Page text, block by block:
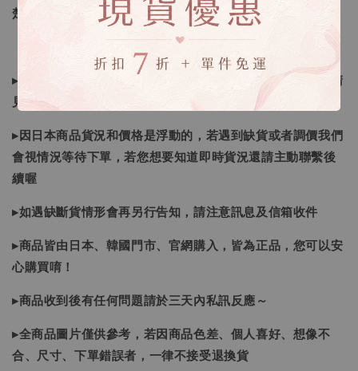
楚）❙
▸所有商品皆以日本、韓國售完為止，如下單後遇缺貨情形請
見諒
▸因日本商品貨況和價格是浮動的，若遇到缺貨或者調價我們
會視情況等待下單，若您想要知道即時貨況還請主動聯繫後
續喔
▸如遇缺斷貨情形會再另行告知，請注意訊息及信箱收件
▸商品皆由日本、韓國門市、官網購入，皆為正品，您可以安
心購買唷！
▸商品收到後有任何問題請於三天內私訊反應～
▸全商品圖片僅供參考，若因商品色差、個人喜好、想像不
合、尺寸、下單錯誤者，一律不接受退換貨